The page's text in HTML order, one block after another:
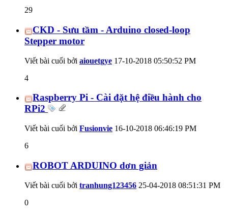
29
CKD - Sưu tầm - Arduino closed-loop
Stepper motor
Viết bài cuối bởi aiouetgye 17-10-2018 05:50:52 PM
4
Raspberry Pi - Cài đặt hệ điều hành cho
RPi2
Viết bài cuối bởi Fusionvie 16-10-2018 06:46:19 PM
6
ROBOT ARDUINO dơn giản
Viết bài cuối bởi tranhung123456 25-04-2018 08:51:31 PM
0